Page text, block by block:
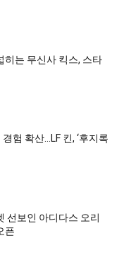
히는 무신사 킥스, 스타
험 확산…LF 킨, ‘후지록
선보인 아디다스 오리
픈